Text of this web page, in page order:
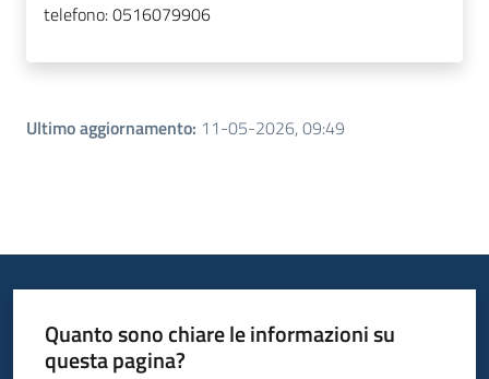
telefono:0516079906
Ultimo aggiornamento: 11-05-2026, 09:49
Quanto sono chiare le informazioni su
questa pagina?